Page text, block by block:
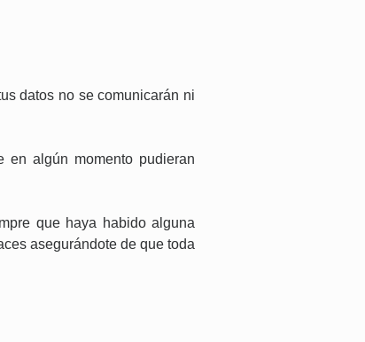
datos no se comunicarán ni
en algún momento pudieran
que haya habido alguna
asegurándote de que toda